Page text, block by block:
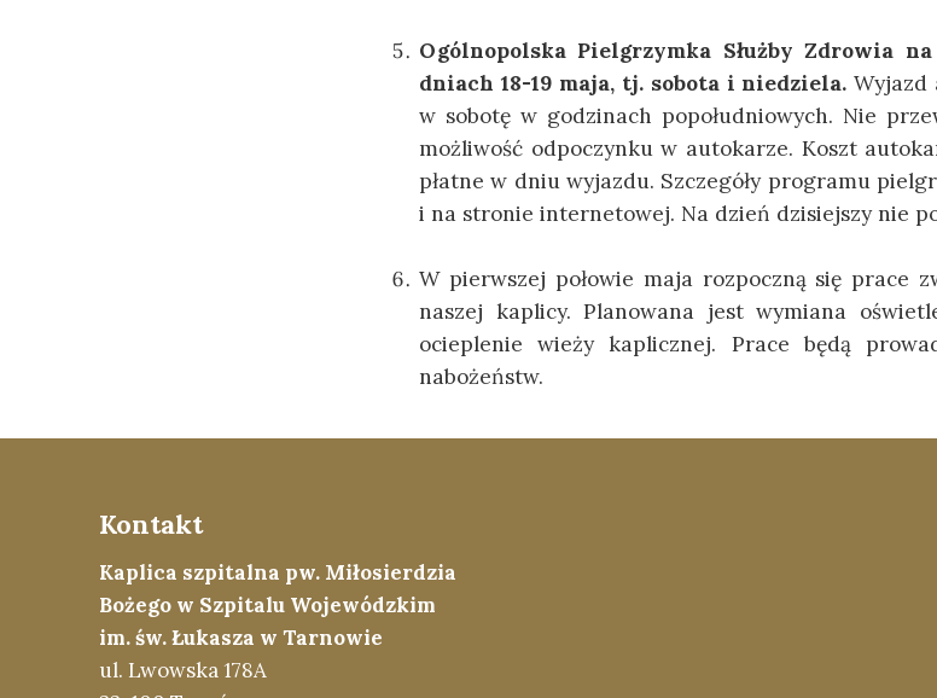
Ogólnopolska Pielgrzymka Służby Zdrowia
dniach 18-19 maja, tj. sobota i niedziela. Wyjazd
w sobotę w godzinach popołudniowych. Nie
możliwość odpoczynku w autokarze. Koszt
płatne w dniu wyjazdu. Szczegóły programu
i na stronie internetowej. Na dzień dzisiejszy nie
W pierwszej połowie maja rozpoczną się prace
naszej kaplicy. Planowana jest wymiana
ocieplenie wieży kaplicznej. Prace będą
nabożeństw.
Kontakt
Kaplica szpitalna pw. Miłosierdzia
Bożego w Szpitalu Wojewódzkim
im. św. Łukasza w Tarnowie
ul. Lwowska 178A